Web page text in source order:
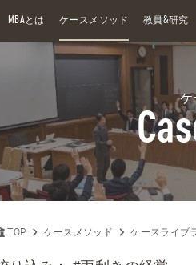
MBAとは ケースメソッド 教員&研究
ケ
TOP ケースメソッド ケースライブ